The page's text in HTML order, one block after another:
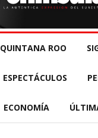
QUINTANA ROO
ESPECTÁCULOS
ECONOMÍA